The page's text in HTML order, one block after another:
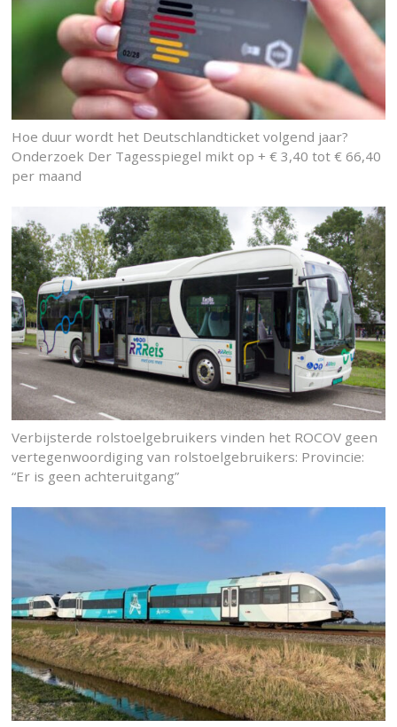
Hoe duur wordt het Deutschlandticket volgend jaar?
Onderzoek Der Tagesspiegel mikt op + € 3,40 tot € 66,40
per maand
Verbijsterde rolstoelgebruikers vinden het ROCOV geen
vertegenwoordiging van rolstoelgebruikers: Provincie:
“Er is geen achteruitgang”